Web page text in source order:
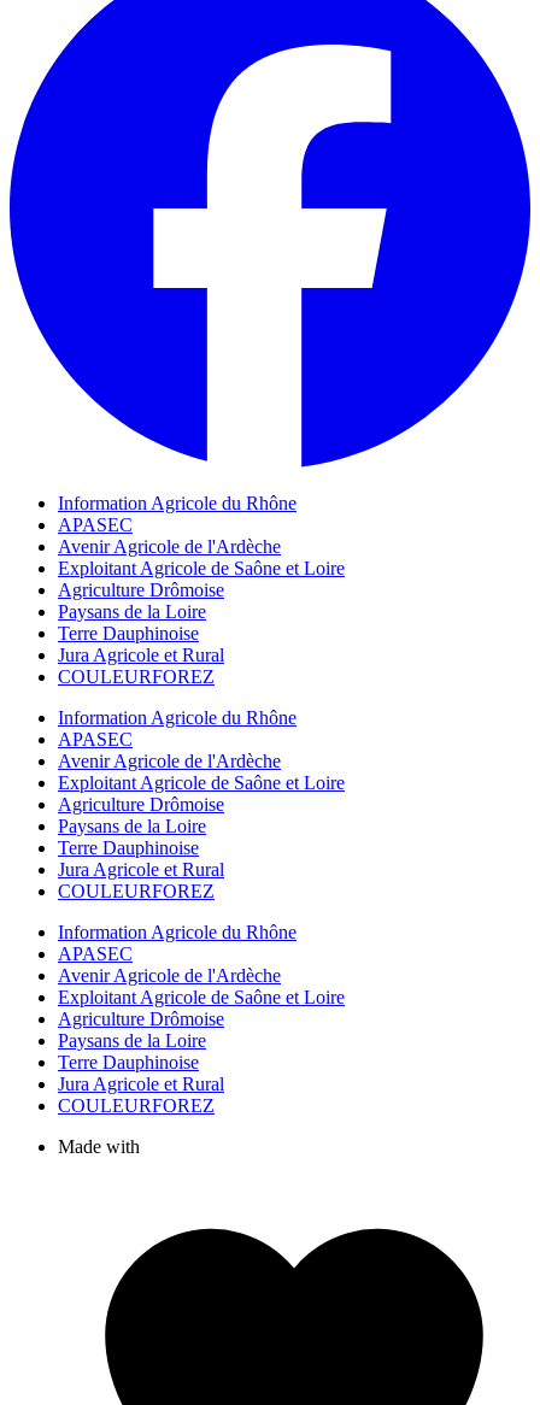
Information Agricole du Rhône
APASEC
Avenir Agricole de l'Ardèche
Exploitant Agricole de Saône et Loire
Agriculture Drômoise
Paysans de la Loire
Terre Dauphinoise
Jura Agricole et Rural
COULEURFOREZ
Information Agricole du Rhône
APASEC
Avenir Agricole de l'Ardèche
Exploitant Agricole de Saône et Loire
Agriculture Drômoise
Paysans de la Loire
Terre Dauphinoise
Jura Agricole et Rural
COULEURFOREZ
Information Agricole du Rhône
APASEC
Avenir Agricole de l'Ardèche
Exploitant Agricole de Saône et Loire
Agriculture Drômoise
Paysans de la Loire
Terre Dauphinoise
Jura Agricole et Rural
COULEURFOREZ
Made with